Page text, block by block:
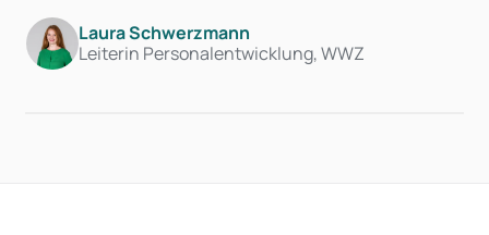
Laura Schwerzmann
Leiterin Personalentwicklung, WWZ